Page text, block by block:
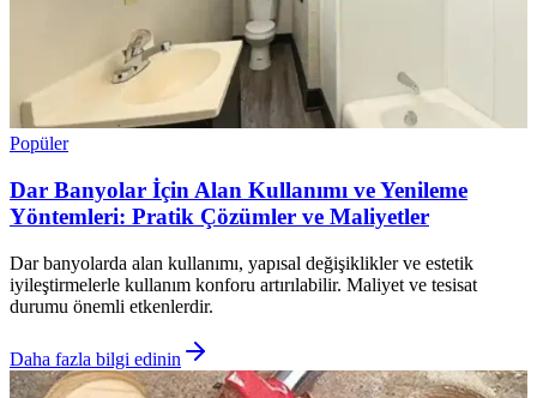
Popüler
Dar Banyolar İçin Alan Kullanımı ve Yenileme
Yöntemleri: Pratik Çözümler ve Maliyetler
Dar banyolarda alan kullanımı, yapısal değişiklikler ve estetik
iyileştirmelerle kullanım konforu artırılabilir. Maliyet ve tesisat
durumu önemli etkenlerdir.
Daha fazla bilgi edinin